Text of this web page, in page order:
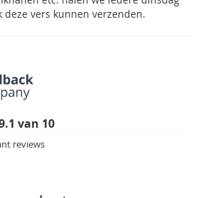
deze vers kunnen verzenden.
van 10
reviews